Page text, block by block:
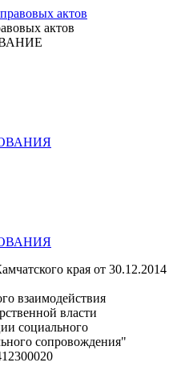
актов
края от 30.12.2014
взаимодействия
власти
социального
сопровождения"